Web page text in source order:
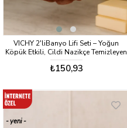
VICHY 2'liBanyo Lifi Seti – Yoğun
Köpük Etkili, Cildi Nazikçe Temizleyen
Duş Lifi VCH-6579
₺150,93
yeni